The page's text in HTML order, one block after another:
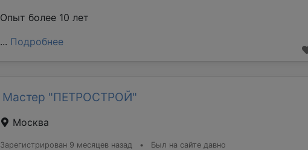
Опыт более 10 лет
... Подробнее
Мастер "ПЕТРОСТРОЙ"
Москва
Зарегистрирован 9 месяцев назад • Был на сайте давно